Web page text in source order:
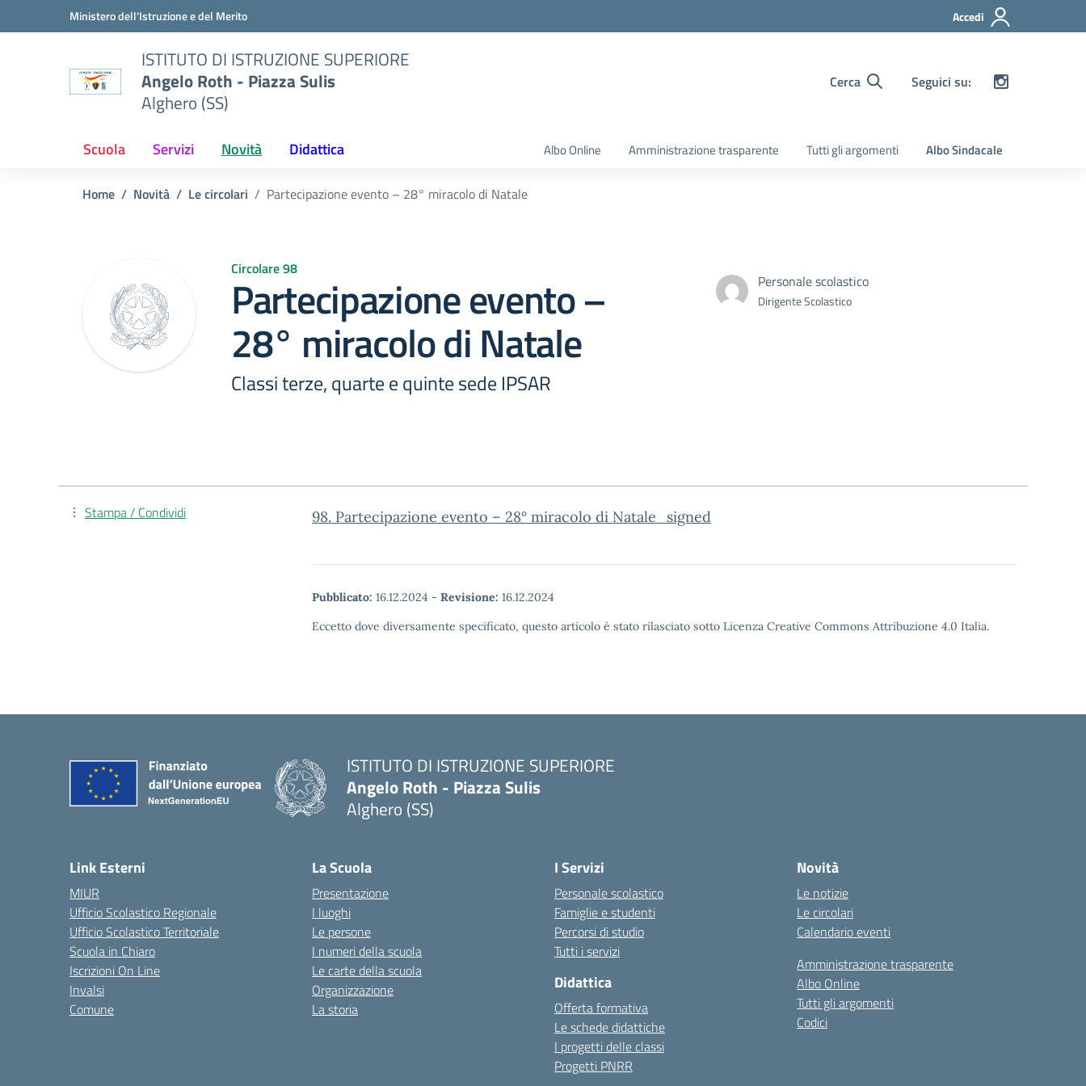
Vai ai contenuti
Vai al menu di navigazioneMinistero dell'Istruzione e del Merito Accedi
ISTITUTO DI ISTRUZIONE SUPERIORE
Angelo Roth - Piazza Sulis
Alghero (SS)
Cerca Seguici su:
Scuola Servizi Novità Didattica Albo Online Amministrazione trasparente Tutti gli argomenti Albo Sindacale
Home Novità Le circolari Partecipazione evento – 28° miracolo di Natale
Circolare 98
Partecipazione evento –
28° miracolo di Natale
Classi terze, quarte e quinte sede IPSAR
Personale scolastico
Dirigente Scolastico
98. Partecipazione evento – 28° miracolo di Natale_signed
Pubblicato: 16.12.2024 - Revisione: 16.12.2024
Eccetto dove diversamente specificato, questo articolo è stato rilasciato sotto Licenza Creative Commons Attribuzione 4.0 Italia.
Stampa / Condividi
ISTITUTO DI ISTRUZIONE SUPERIORE
Angelo Roth - Piazza Sulis
Alghero (SS)
Link Esterni
MIUR
Ufficio Scolastico Regionale
Ufficio Scolastico Territoriale
Scuola in Chiaro
Iscrizioni On Line
Invalsi
Comune
La Scuola
Presentazione
I luoghi
Le persone
I numeri della scuola
Le carte della scuola
Organizzazione
La storia
I Servizi
Personale scolastico
Famiglie e studenti
Percorsi di studio
Tutti i servizi
Didattica
Offerta formativa
Le schede didattiche
I progetti delle classi
Progetti PNRR
Novità
Le notizie
Le circolari
Calendario eventi
Amministrazione trasparente
Albo Online
Tutti gli argomenti
Codici